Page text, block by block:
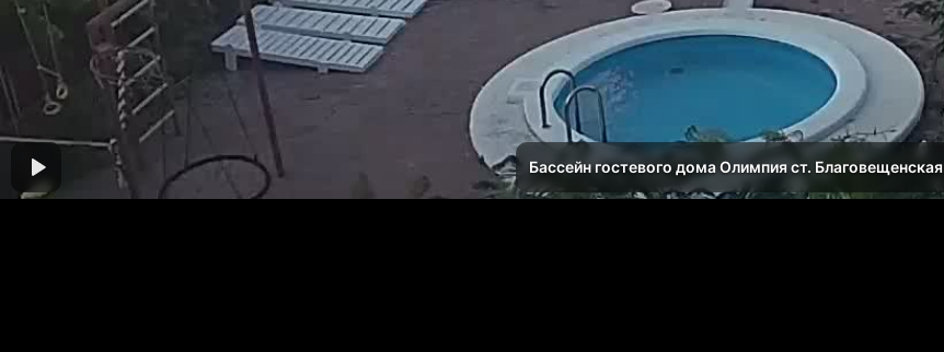
Бассейн гостевого дома Олимпия ст. Благовещенская